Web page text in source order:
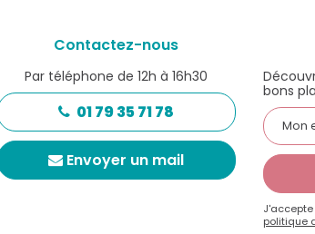
Contactez-nous
Par téléphone de 12h à 16h30
01 79 35 71 78
Envoyer un mail
bons
politique